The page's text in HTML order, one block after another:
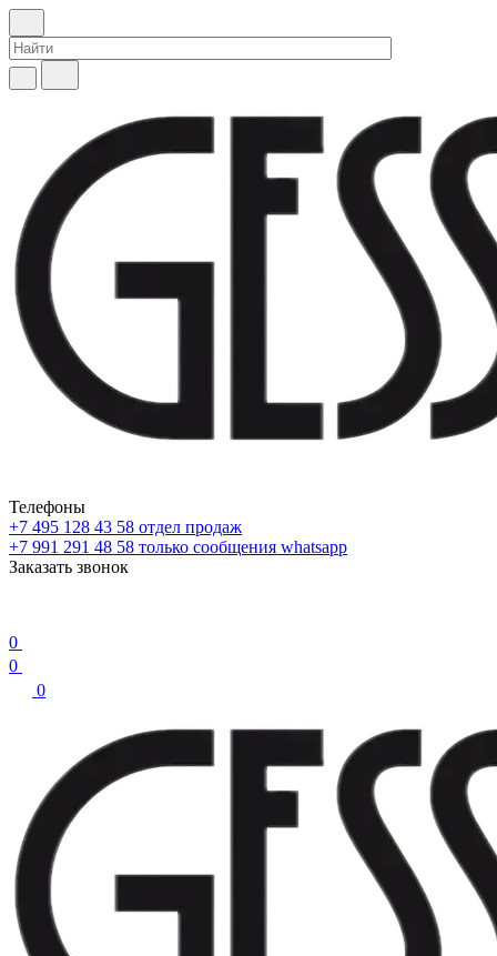
Телефоны
+7 495 128 43 58 отдел продаж
+7 991 291 48 58 только сообщения whatsapp
Заказать звонок
0
0
0